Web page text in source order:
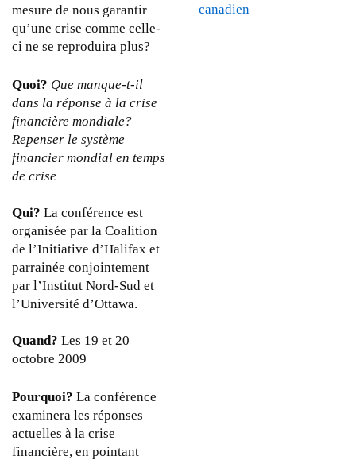
mesure de nous garantir
qu’une crise comme celle-
ci ne se reproduira plus?
Quoi? Que manque-t-il
dans la réponse à la crise
financière mondiale?
Repenser le système
financier mondial en temps
de crise
Qui? La conférence est
organisée par la Coalition
de l’Initiative d’Halifax et
parrainée conjointement
par l’Institut Nord-Sud et
l’Université d’Ottawa.
Quand? Les 19 et 20
octobre 2009
Pourquoi? La conférence
examinera les réponses
actuelles à la crise
financière, en pointant
canadien